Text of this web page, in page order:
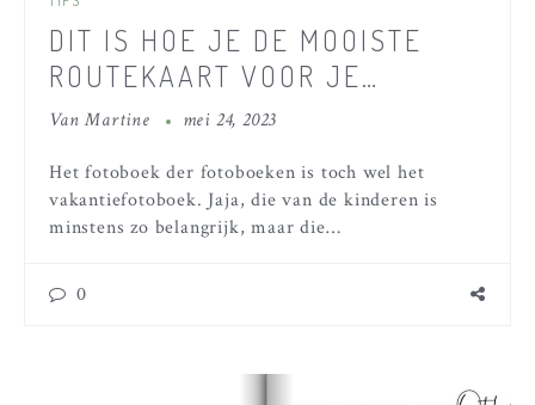
DIT IS HOE JE DE MOOISTE
ROUTEKAART VOOR JE
FOTOBOEK MAAKT!
VanMartine mei 24, 2023
Het fotoboek der fotoboeken is toch wel het
vakantiefotoboek. Jaja, die van de kinderen is
minstens zo belangrijk, maar die…
0